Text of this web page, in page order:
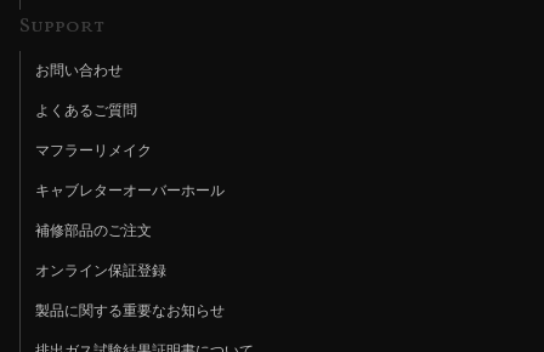
Support
お問い合わせ
よくあるご質問
マフラーリメイク
キャブレターオーバーホール
補修部品のご注文
オンライン保証登録
製品に関する重要なお知らせ